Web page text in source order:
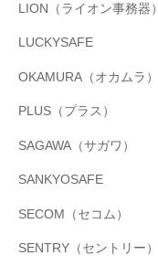
LION（ライオン事務器）
LUCKYSAFE
OKAMURA（オカムラ）
PLUS（プラス）
SAGAWA（サガワ）
SANKYOSAFE
SECOM（セコム）
SENTRY（セントリー）